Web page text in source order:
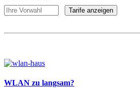
WLAN zu langsam?